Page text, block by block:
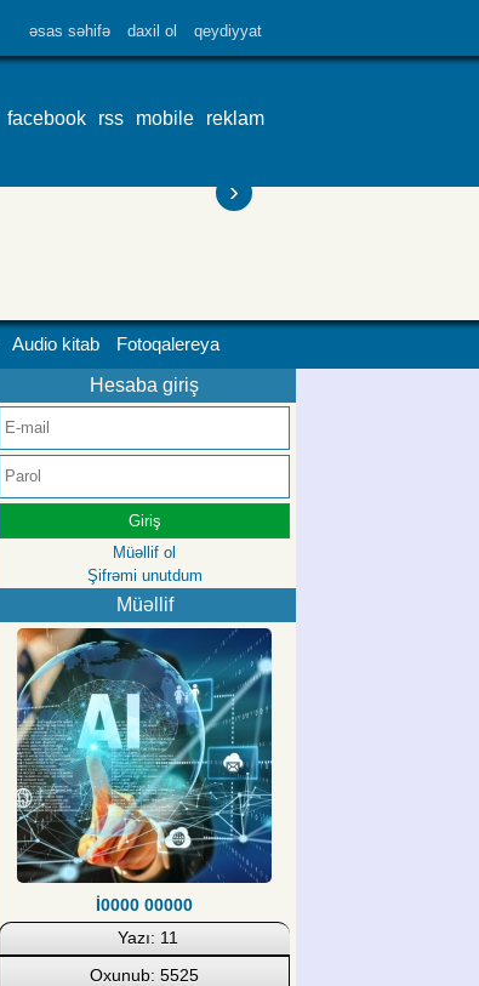
əsas səhifə daxil ol qeydiyyat
facebook rss mobile reklam
›
Audio kitab Fotoqalereya
Hesaba giriş
Müəllif ol
Şifrəmi unutdum
Müəllif
İ0000 00000
Yazı: 11
Oxunub: 5525